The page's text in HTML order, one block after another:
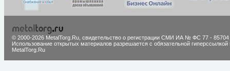
© 2000-2026 MetalTorg.Ru, cвидетельство о регистрации СМИ ИА № ФС 77 - 85704
Использование открытых материалов разрешается с обязательной гиперссылкой
MetalTorg.Ru